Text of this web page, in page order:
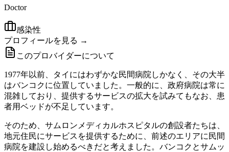
Doctor
感染性
プロフィールを見る →
このプロバイダーについて
1977年以前、タイにはわずかな民間病院しかなく、その大半
はバンコクに位置していました。一般的に、政府病院は常に
混雑しており、提供するサービスの拡大を試みてもなお、患
者用ベッドが不足しています。
そのため、サムロンメディカルホスピタルの創設者たちは、
地元住民にサービスを提供するために、前述のエリアに民間
病院を建設し始めるべきだと考えました。バンコクとサムッ